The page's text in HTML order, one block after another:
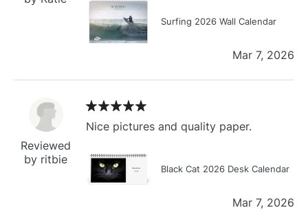
Surfing 2026 Wall Calendar
Mar 7, 2026
Reviewed
by ritbie
Nice pictures and quality paper.
Black Cat 2026 Desk Calendar
Mar 7, 2026